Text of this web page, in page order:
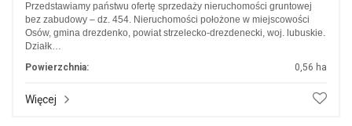
Przedstawiamy państwu ofertę sprzedaży nieruchomości gruntowej
bez zabudowy – dz. 454. Nieruchomości położone w miejscowości
Osów, gmina drezdenko, powiat strzelecko-drezdenecki, woj. lubuskie.
Działk…
Powierzchnia:
0,56 ha
Więcej